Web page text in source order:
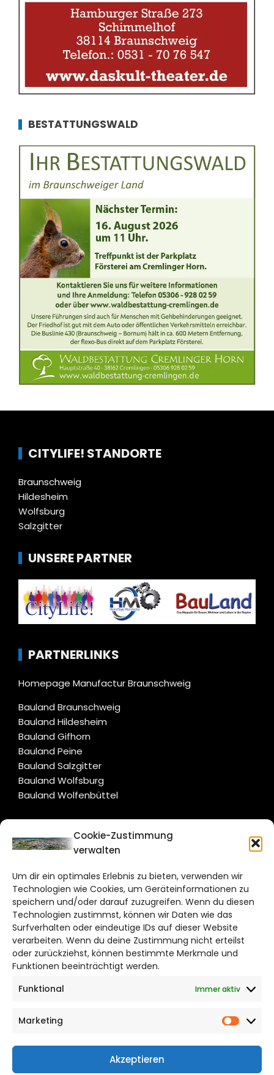
Cookie-Zustimmung
verwalten
Um dir ein optimales Erlebnis zu bieten, verwenden wir
Technologien wie Cookies, um Geräteinformationen zu
speichern und/oder darauf zuzugreifen. Wenn du diesen
Technologien zustimmst, können wir Daten wie das
Surfverhalten oder eindeutige IDs auf dieser Website
verarbeiten. Wenn du deine Zustimmung nicht erteilst
oder zurückziehst, können bestimmte Merkmale und
Funktionen beeinträchtigt werden.
Funktional
Immer aktiv
Marketing
Akzeptieren
BESTATTUNGSWALD
CITYLIFE! STANDORTE
Braunschweig
Hildesheim
Wolfsburg
Salzgitter
UNSERE PARTNER
PARTNERLINKS
Homepage Manufactur Braunschweig
Bauland Braunschweig
Bauland Hildesheim
Bauland Gifhorn
Bauland Peine
Bauland Salzgitter
Bauland Wolfsburg
Bauland Wolfenbüttel
CITYLIFE!
Bruchtorwall 12
38100 Braunschweig
Telefon: 0531 387220 – 65
DAS STADTMAGAZIN FÜR
BRAUNSCHWEIG
Impressum
Cookie Richtlinie
CITYLIFE! BEI FACEBOOK